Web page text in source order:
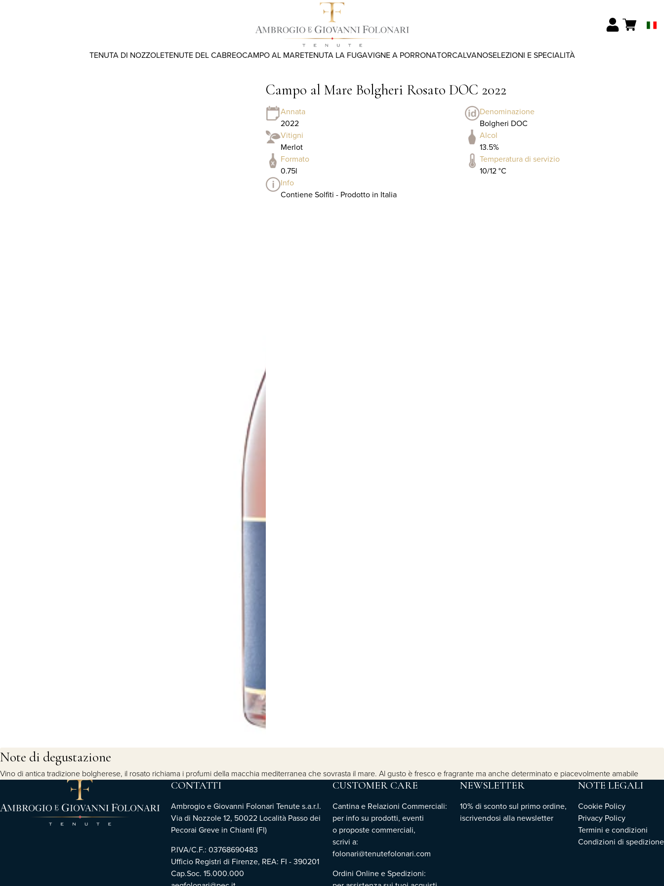
TENUTA DI NOZZOLETENUTE DEL CABREOCAMPO AL MARETENUTA LA FUGAVIGNE A PORRONATORCALVANOSELEZIONI E SPECIALITÀ
Campo al Mare Bolgheri Rosato DOC 2022
Annata
2022
Denominazione
Bolgheri DOC
Vitigni
Merlot
Alcol
13.5%
Formato
0.75l
Temperatura di servizio
10/12 °C
Info
Contiene Solfiti - Prodotto in Italia
Note di degustazione
Vino di antica tradizione bolgherese, il rosato richiama i profumi della macchia mediterranea che sovrasta il mare. Al gusto è fresco e fragrante ma anche determinato e piacevolmente amabile
CONTATTI
Ambrogio e Giovanni Folonari Tenute s.a.r.l.
Via di Nozzole 12, 50022 Località Passo dei
Pecorai Greve in Chianti (FI)
P.IVA/C.F.: 03768690483
Ufficio Registri di Firenze, REA: FI - 390201
Cap.Soc. 15.000.000
CUSTOMER CARE
Cantina e Relazioni Commerciali:
per info su prodotti, eventi
o proposte commerciali,
scrivi a:
folonari@tenutefolonari.com
Ordini Online e Spedizioni:
NEWSLETTER
10% di sconto sul primo ordine,
iscrivendosi alla newsletter
NOTE LEGALI
Cookie Policy
Privacy Policy
Termini e condizioni
Condizioni di spedizione